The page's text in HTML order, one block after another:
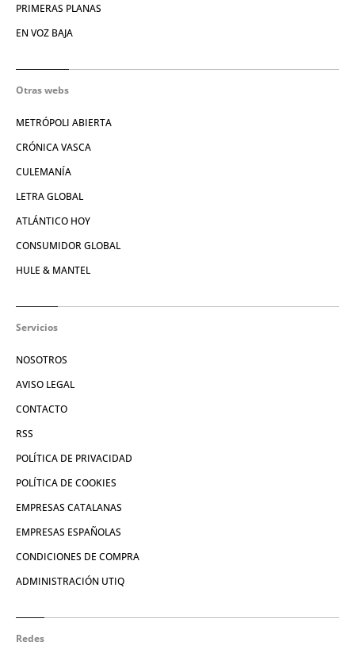
PRIMERAS PLANAS
EN VOZ BAJA
Otras webs
METRÓPOLI ABIERTA
CRÓNICA VASCA
CULEMANÍA
LETRA GLOBAL
ATLÁNTICO HOY
CONSUMIDOR GLOBAL
HULE & MANTEL
Servicios
NOSOTROS
AVISO LEGAL
CONTACTO
RSS
POLÍTICA DE PRIVACIDAD
POLÍTICA DE COOKIES
EMPRESAS CATALANAS
EMPRESAS ESPAÑOLAS
CONDICIONES DE COMPRA
ADMINISTRACIÓN UTIQ
Redes